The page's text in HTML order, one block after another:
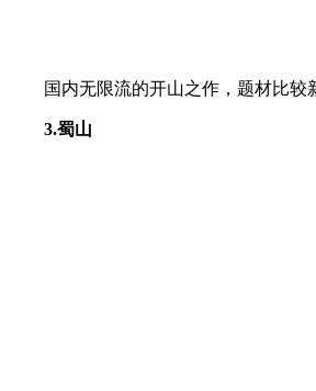
国内无限流的开山之作，题材比较新
3.蜀山